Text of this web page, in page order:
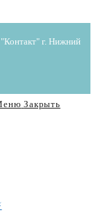
г. Нижний
Закрыть